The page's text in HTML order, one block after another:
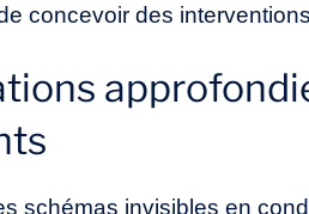
concevoir des
schémas invisibles en